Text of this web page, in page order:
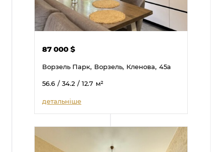
87 000$
Ворзель Парк, Ворзель, Кленова, 45а
56.6 / 34.2 / 12.7 м²
детальніше